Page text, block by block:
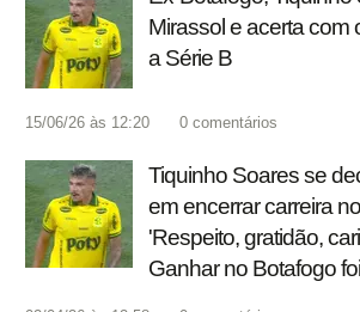
Mirassol e acerta com
a Série B
15/06/26 às 12:20 0 comentários
Tiquinho Soares se
em encerrar carreira
'Respeito, gratidão,
Ganhar no Botafogo